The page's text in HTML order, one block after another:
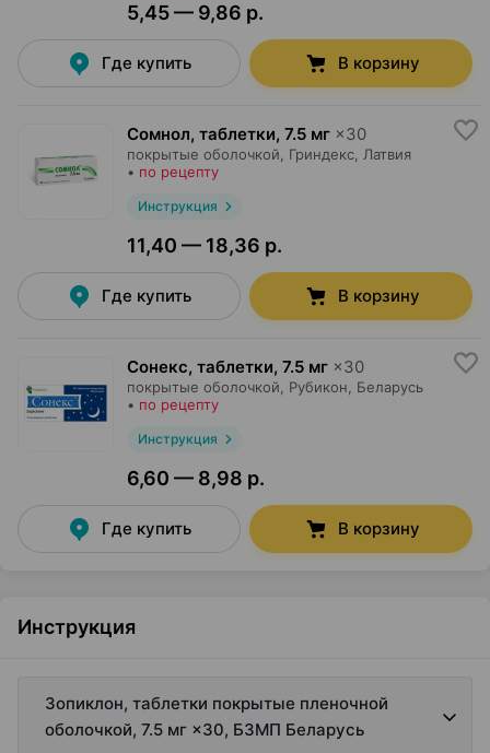
5,45 — 9,86 р.
Где купить В корзину
Сомнол, таблетки, 7.5 мг ×30
покрытые оболочкой, Гриндекс , Латвия
• по рецепту
Инструкция
11,40 — 18,36 р.
Где купить В корзину
Сонекс, таблетки, 7.5 мг ×30
покрытые оболочкой, Рубикон , Беларусь
• по рецепту
Инструкция
6,60 — 8,98 р.
Где купить В корзину
Инструкция
Зопиклон, таблетки покрытые пленочной
оболочкой, 7.5 мг ×30, БЗМП Беларусь